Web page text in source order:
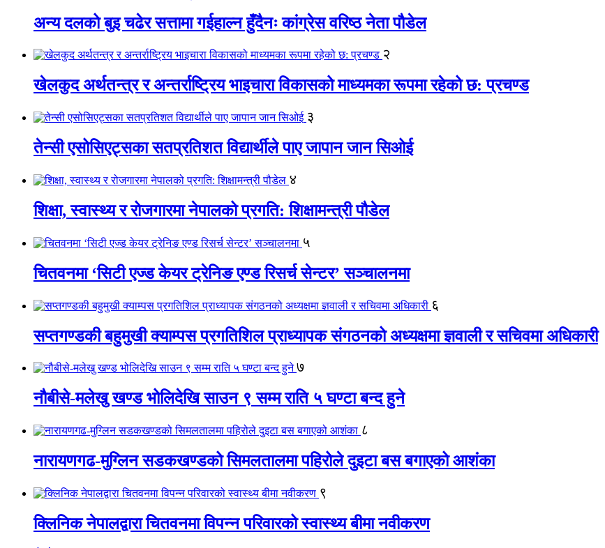
अन्य दलको बुइ चढेर सत्तामा गईहाल्न हुँदैनः कांग्रेस वरिष्ठ नेता पौडेल
२
खेलकुद अर्थतन्त्र र अन्तर्राष्ट्रिय भाइचारा विकासको माध्यमका रूपमा रहेको छ: प्रचण्ड
३
तेन्सी एसोसिएट्सका सतप्रतिशत विद्यार्थीले पाए जापान जान सिओई
४
शिक्षा, स्वास्थ्य र रोजगारमा नेपालको प्रगति: शिक्षामन्त्री पौडेल
५
चितवनमा ‘सिटी एज्ड केयर ट्रेनिङ एण्ड रिसर्च सेन्टर’ सञ्चालनमा
६
सप्तगण्डकी बहुमुखी क्याम्पस प्रगतिशिल प्राध्यापक संगठनको अध्यक्षमा ज्ञवाली र सचिवमा अधिकारी
७
नौबीसे-मलेखु खण्ड भोलिदेखि साउन ९ सम्म राति ५ घण्टा बन्द हुने
८
नारायणगढ-मुग्लिन सडकखण्डको सिमलतालमा पहिरोले दुइटा बस बगाएको आशंका
९
क्लिनिक नेपालद्वारा चितवनमा विपन्न परिवारको स्वास्थ्य बीमा नवीकरण